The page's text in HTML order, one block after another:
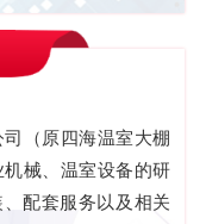
（原四海温室大棚
械、温室设备的研
配套服务以及相关